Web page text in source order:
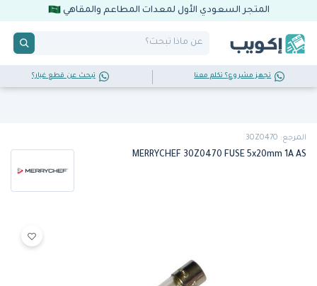
المتجر السعودي الأول لمعدات المطاعم والمقاهي
تجهز مشروع؟ تكلم معنا تبحث عن قطع غيار؟
المرجع: 30Z0470
MERRYCHEF 30Z0470 FUSE 5x20mm 1A AS